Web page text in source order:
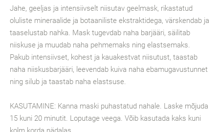
Jahe, geeljas ja intensiivselt niisutav geelmask, rikastatud
oluliste mineraalide ja botaaniliste ekstraktidega, värskendab ja
taaselustab nahka. Mask tugevdab naha barjääri, säilitab
niiskuse ja muudab naha pehmemaks ning elastsemaks.
Pakub intensiivset, kohest ja kauakestvat niisutust, taastab
naha niiskusbarjääri, leevendab kuiva naha ebamugavustunnet
ning silub ja taastab naha elastsuse.
KASUTAMINE: Kanna maski puhastatud nahale. Laske mõjuda
15 kuni 20 minutit. Loputage veega. Võib kasutada kaks kuni